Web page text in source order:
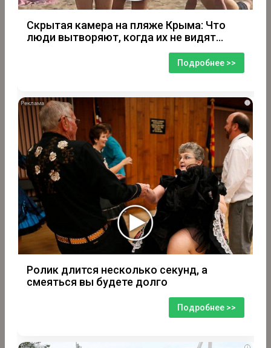
Скрытая камера на пляже Крыма: Что
люди вытворяют, когда их не видят...
Подробнее >>
i
Ролик длится несколько секунд, а
смеяться вы будете долго
Подробнее >>